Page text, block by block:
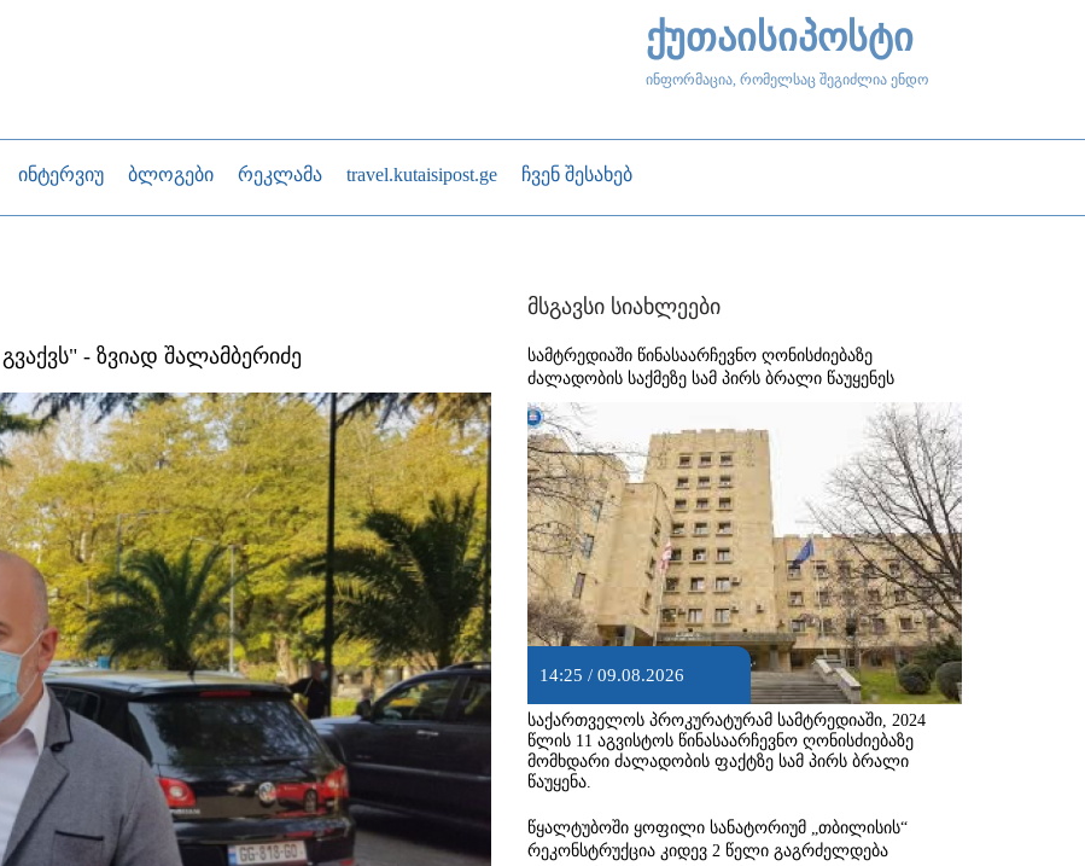
ქუთაისიპოსტი
ინფორმაცია, რომელსაც შეგიძლია ენდო
ინტერვიუ ბლოგები რეკლამა travel.kutaisipost.ge ჩვენ შესახებ
- ზვიად შალამბერიძე
მსგავსი სიახლეები
სამტრედიაში წინასაარჩევნო ღონისძიებაზე
ძალადობის საქმეზე სამ პირს ბრალი წაუყენეს
14:25 / 09.08.2026
საქართველოს პროკურატურამ სამტრედიაში, 2024
წლის 11 აგვისტოს წინასაარჩევნო ღონისძიებაზე
მომხდარი ძალადობის ფაქტზე სამ პირს ბრალი
წაუყენა.
წყალტუბოში ყოფილი სანატორიუმ „თბილისის“
რეკონსტრუქცია კიდევ 2 წელი გაგრძელდება